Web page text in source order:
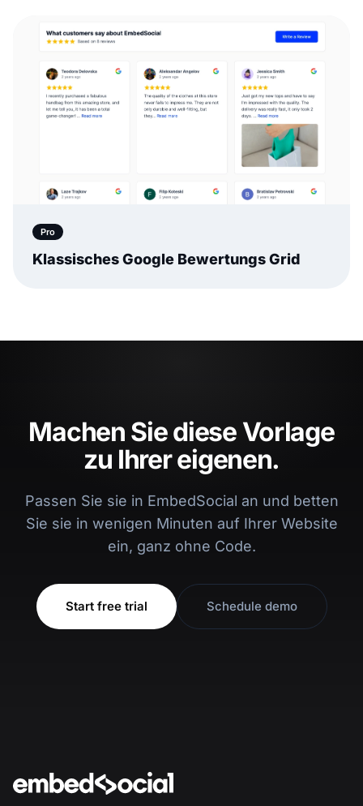
Pro
Klassisches Google Bewertungs Grid
Machen Sie diese Vorlage
zu Ihrer eigenen.
Passen Sie sie in EmbedSocial an und betten
Sie sie in wenigen Minuten auf Ihrer Website
ein, ganz ohne Code.
Start free trial Schedule demo